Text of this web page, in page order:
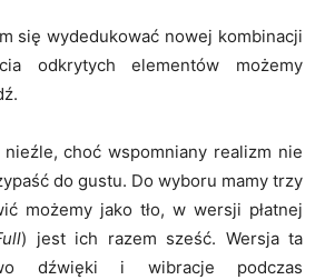
się wydedukować nowej kombinacji
odkrytych elementów możemy
choć wspomniany realizm nie
do gustu. Do wyboru mamy trzy
możemy jako tło, w wersji płatnej
) jest ich razem sześć. Wersja ta
dźwięki i wibracje podczas